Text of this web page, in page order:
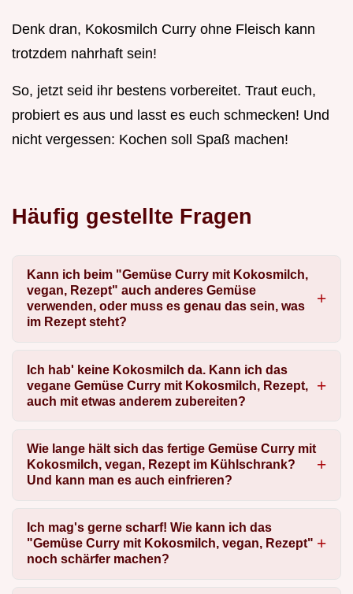
Denk dran, Kokosmilch Curry ohne Fleisch kann
trotzdem nahrhaft sein!
So, jetzt seid ihr bestens vorbereitet. Traut euch,
probiert es aus und lasst es euch schmecken! Und
nicht vergessen: Kochen soll Spaß machen!
Häufig gestellte Fragen
Kann ich beim "Gemüse Curry mit Kokosmilch,
vegan, Rezept" auch anderes Gemüse
verwenden, oder muss es genau das sein, was
im Rezept steht?
Ich hab' keine Kokosmilch da. Kann ich das
vegane Gemüse Curry mit Kokosmilch, Rezept,
auch mit etwas anderem zubereiten?
Wie lange hält sich das fertige Gemüse Curry mit
Kokosmilch, vegan, Rezept im Kühlschrank?
Und kann man es auch einfrieren?
Ich mag's gerne scharf! Wie kann ich das
"Gemüse Curry mit Kokosmilch, vegan, Rezept"
noch schärfer machen?